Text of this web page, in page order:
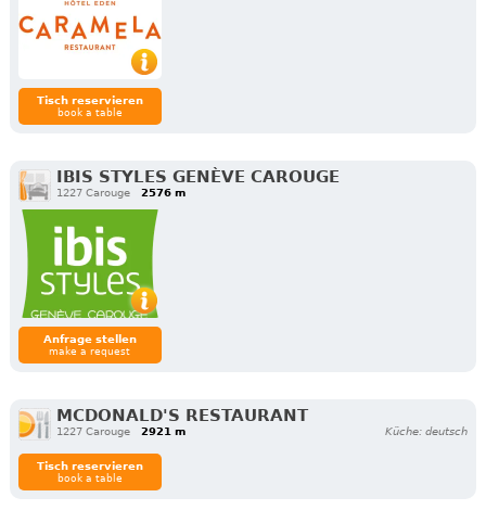
Tisch reservieren
book a table
IBIS STYLES GENÈVE CAROUGE
1227 Carouge 2576 m
Anfrage stellen
make a request
MCDONALD'S RESTAURANT
1227 Carouge 2921 m Küche: deutsch
Tisch reservieren
book a table